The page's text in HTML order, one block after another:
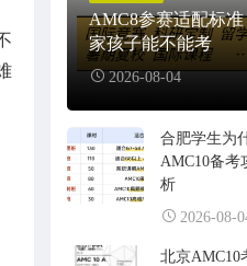
AMC8参赛适配标
家孩子能不能考
2026-08-04
合肥学生为
AMC10备考
析
2026-08-
北京AMC10